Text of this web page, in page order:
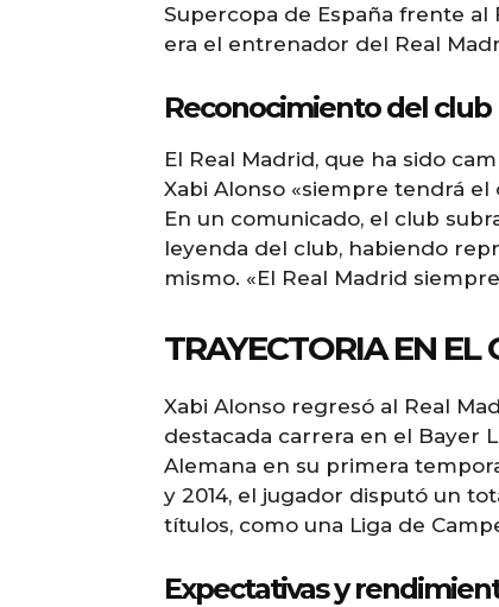
Supercopa de España frente al
era el entrenador del Real
Reconocimiento del club
El Real Madrid, que ha sido
Xabi Alonso «siempre tendrá
En un comunicado, el club
leyenda del club, habiendo
mismo. «El Real Madrid
TRAYECTORIA EN EL
Xabi Alonso regresó al Real
destacada carrera en el Bayer
Alemana en su primera
y 2014, el jugador disputó un
títulos, como una Liga de
Expectativas y